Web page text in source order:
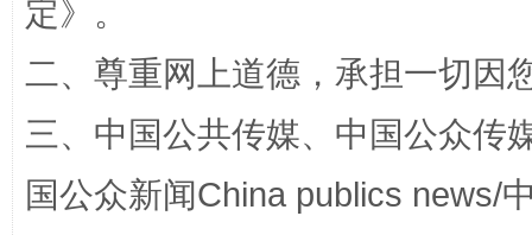
站台名比不上好声名
定》。
二、尊重网上道德，承担一切因
三、中国公共传媒、中国公众传
国公众新闻China publics news/